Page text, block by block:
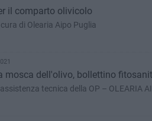
il comparto olivicolo
di Olearia Aipo Puglia
mosca dell'olivo, bollettino
tecnica della OP – OLEARIA